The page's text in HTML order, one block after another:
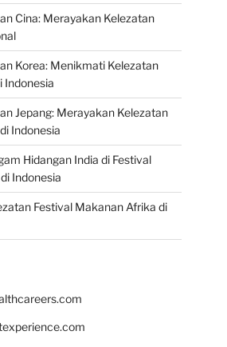
Cina: Merayakan Kelezatan
Korea: Menikmati Kelezatan
Indonesia
Jepang: Merayakan Kelezatan
Indonesia
Hidangan India di Festival
Indonesia
Festival Makanan Afrika di